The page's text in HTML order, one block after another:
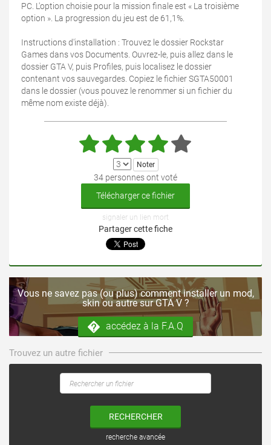
PC. L'option choisie pour la mission finale est « La troisième
option ». La progression du jeu est de 61,1%.
Instructions d'installation : Trouvez le dossier Rockstar
Games dans vos Documents. Ouvrez-le, puis allez dans le
dossier GTA V, puis Profiles, puis localisez le dossier
contenant vos sauvegardes. Copiez le fichier SGTA50001
dans le dossier (vous pouvez le renommer si un fichier du
même nom existe déjà).
34 personnes ont voté
Télécharger ce fichier
signaler un lien mort
Partager cette fiche
Vous ne savez pas (ou plus) comment installer un mod,
skin ou autre sur GTA V ?
accédez à la F.A.Q
Trouvez un autre fichier
RECHERCHER
recherche avancée